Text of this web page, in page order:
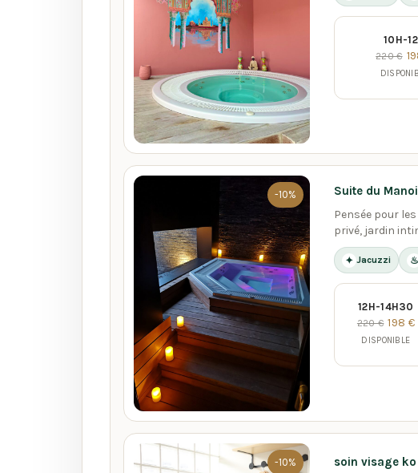
10H-
220 €
-10% Suite du
Pensée pour
privé, jardin
✦ Jacuzzi ♨
12H-14H30
220 € 198 €
DISPONIBLE
-10% soin visage